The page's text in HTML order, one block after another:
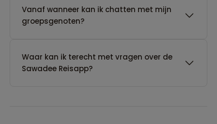
Vanaf wanneer kan ik chatten met mijn
groepsgenoten?
Waar kan ik terecht met vragen over de
Sawadee Reisapp?